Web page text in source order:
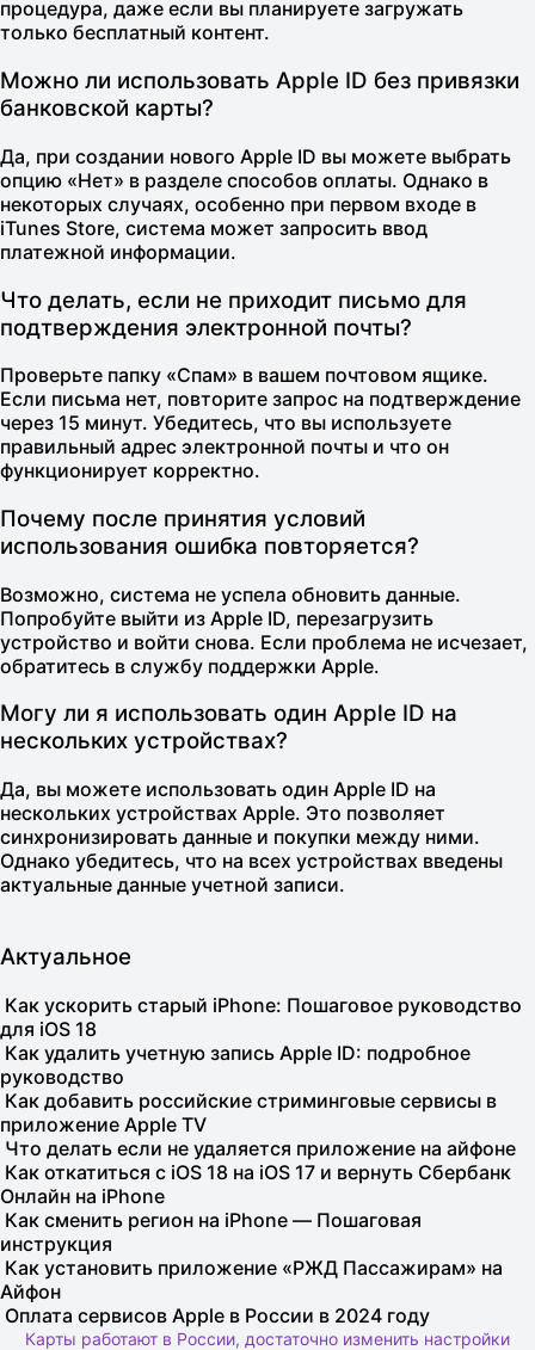
процедура, даже если вы планируете загружать
только бесплатный контент.
Можно ли использовать Apple ID без привязки
банковской карты?
Да, при создании нового Apple ID вы можете выбрать
опцию «Нет» в разделе способов оплаты. Однако в
некоторых случаях, особенно при первом входе в
iTunes Store, система может запросить ввод
платежной информации.
Что делать, если не приходит письмо для
подтверждения электронной почты?
Проверьте папку «Спам» в вашем почтовом ящике.
Если письма нет, повторите запрос на подтверждение
через 15 минут. Убедитесь, что вы используете
правильный адрес электронной почты и что он
функционирует корректно.
Почему после принятия условий
использования ошибка повторяется?
Возможно, система не успела обновить данные.
Попробуйте выйти из Apple ID, перезагрузить
устройство и войти снова. Если проблема не исчезает,
обратитесь в службу поддержки Apple.
Могу ли я использовать один Apple ID на
нескольких устройствах?
Да, вы можете использовать один Apple ID на
нескольких устройствах Apple. Это позволяет
синхронизировать данные и покупки между ними.
Однако убедитесь, что на всех устройствах введены
актуальные данные учетной записи.
Актуальное
Как ускорить старый iPhone: Пошаговое руководство
для iOS 18
Как удалить учетную запись Apple ID: подробное
руководство
Как добавить российские стриминговые сервисы в
приложение Apple TV
Что делать если не удаляется приложение на айфоне
Как откатиться с iOS 18 на iOS 17 и вернуть Сбербанк
Онлайн на iPhone
Как сменить регион на iPhone — Пошаговая
инструкция
Как установить приложение «РЖД Пассажирам» на
Айфон
Оплата сервисов Apple в России в 2024 году
Карты работают в России, достаточно изменить настройки